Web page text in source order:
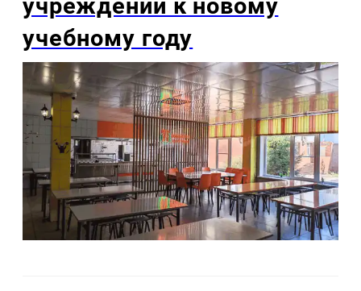
учреждений к новому
учебному году